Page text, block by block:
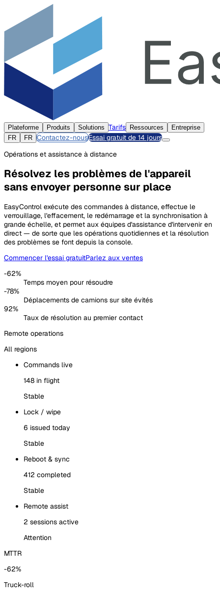
Plateforme Produits Solutions Tarifs Ressources
Entreprise
FR
FR Contactez-nousEssai gratuit de 14 jours
Opérations et assistance à distance
Résolvez les problèmes de l'appareil
sans envoyer personne sur place
EasyControl exécute des commandes à distance, effectue le
verrouillage, l'effacement, le redémarrage et la synchronisation à
grande échelle, et permet aux équipes d'assistance d'intervenir en
direct — de sorte que les opérations quotidiennes et la résolution
des problèmes se font depuis la console.
Commencer l'essai gratuitParlez aux ventes
-62%
Temps moyen pour résoudre
-78%
Déplacements de camions sur site évités
92%
Taux de résolution au premier contact
Remote operations
All regions
Commands live
148 in flight
Stable
Lock / wipe
6 issued today
Stable
Reboot & sync
412 completed
Stable
Remote assist
2 sessions active
Attention
MTTR
-62%
Truck-roll